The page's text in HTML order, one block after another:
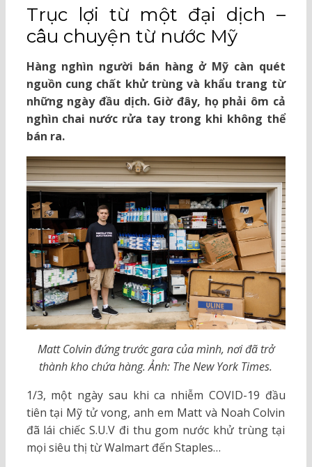
ON
Trục lợi từ một đại dịch –
câu chuyện từ nước Mỹ
Hàng nghìn người bán hàng ở Mỹ càn quét
nguồn cung chất khử trùng và khẩu trang từ
những ngày đầu dịch. Giờ đây, họ phải ôm cả
nghìn chai nước rửa tay trong khi không thể
bán ra.
Matt Colvin đứng trước gara của mình, nơi đã trở
thành kho chứa hàng. Ảnh: The New York Times.
1/3, một ngày sau khi ca nhiễm COVID-19 đầu
tiên tại Mỹ tử vong, anh em Matt và Noah Colvin
đã lái chiếc S.U.V đi thu gom nước khử trùng tại
mọi siêu thị từ Walmart đến Staples…